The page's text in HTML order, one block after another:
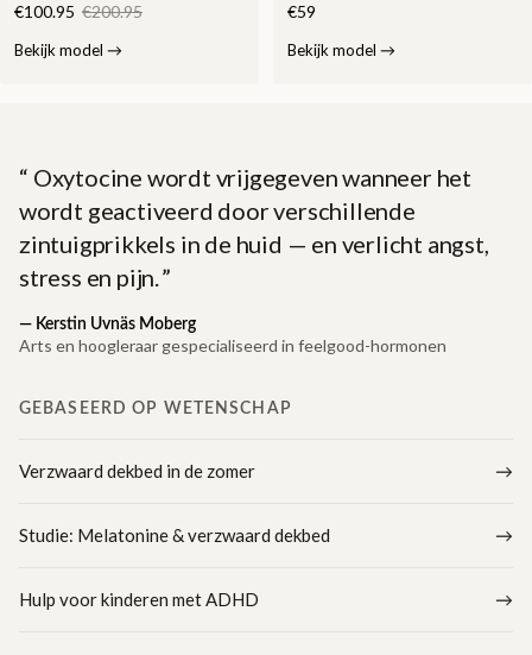
€100.95 €200.95
Bekijk model →
€59
Bekijk model →
Oxytocine wordt vrijgegeven wanneer het
wordt geactiveerd door verschillende
zintuigprikkels in de huid — en verlicht angst,
stress en pijn.
— Kerstin Uvnäs Moberg
Arts en hoogleraar gespecialiseerd in feelgood-hormonen
GEBASEERD OP WETENSCHAP
Verzwaard dekbed in de zomer
Studie: Melatonine & verzwaard dekbed
Hulp voor kinderen met ADHD